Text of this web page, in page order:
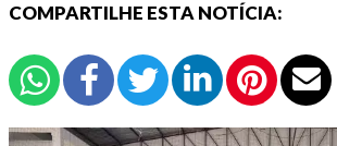
COMPARTILHE ESTA NOTÍCIA: